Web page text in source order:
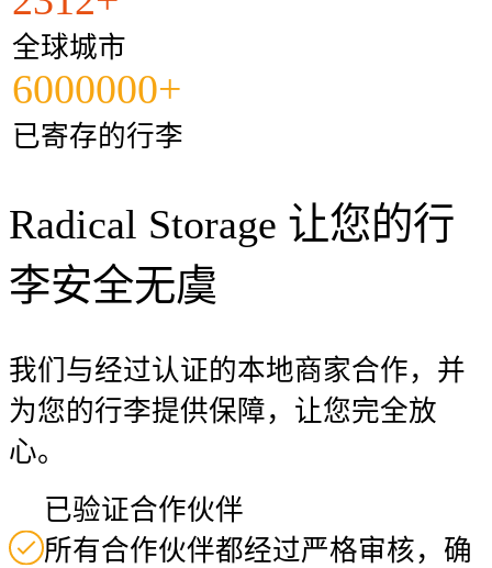
全球城市
6000000+
已寄存的行李
Radical Storage 让您的行
李安全无虞
我们与经过认证的本地商家合作，并
为您的行李提供保障，让您完全放
心。
已验证合作伙伴
所有合作伙伴都经过严格审核，确